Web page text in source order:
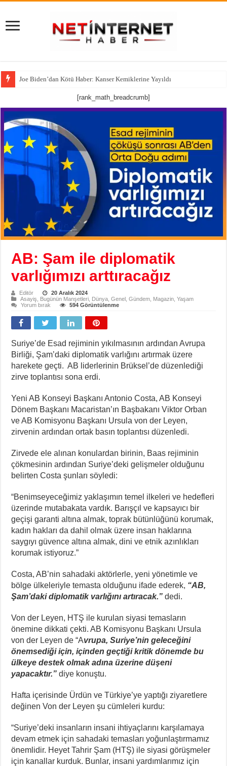
Joe Biden’dan Kötü Haber: Kanser Kemiklerine Yayıldı
[rank_math_breadcrumb]
AB: Şam ile diplomatik
varlığımızı arttıracağız
Editör
20 Aralık 2024
Asayiş
Bugünün Manşetleri Dünya ,Genel ,Gündem Magazin ,Yaşam
Yorum bırak
594 Görüntülenme
Suriye’de Esad rejiminin yıkılmasının ardından Avrupa
Birliği, Şam’daki diplomatik varlığını artırmak üzere
harekete geçti. AB liderlerinin Brüksel’de düzenlediği
zirve toplantısı sona erdi.
Yeni AB Konseyi Başkanı Antonio Costa, AB Konseyi
Dönem Başkanı Macaristan’ın Başbakanı Viktor Orban
ve AB Komisyonu Başkanı Ursula von der Leyen,
zirvenin ardından ortak basın toplantısı düzenledi.
Zirvede ele alınan konulardan birinin, Baas rejiminin
çökmesinin ardından Suriye’deki gelişmeler olduğunu
belirten Costa şunları söyledi:
“Benimseyeceğimiz yaklaşımın temel ilkeleri ve hedefleri
üzerinde mutabakata vardık. Barışçıl ve kapsayıcı bir
geçişi garanti altına almak, toprak bütünlüğünü korumak,
kadın hakları da dahil olmak üzere insan haklarına
saygıyı güvence altına almak, dini ve etnik azınlıkları
korumak istiyoruz.”
Costa, AB’nin sahadaki aktörlerle, yeni yönetimle ve
bölge ülkeleriyle temasta olduğunu ifade ederek, “AB,
Şam’daki diplomatik varlığını artıracak.”dedi.
Von der Leyen, HTŞ ile kurulan siyasi temasların
önemine dikkati çekti. AB Komisyonu Başkanı Ursula
von der Leyen de “Avrupa, Suriye’nin geleceğini
önemsediği için, içinden geçtiği kritik dönemde bu
ülkeye destek olmak adına üzerine düşeni
yapacaktır.”diye konuştu.
Hafta içerisinde Ürdün ve Türkiye’ye yaptığı ziyaretlere
değinen Von der Leyen şu cümleleri kurdu:
“Suriye’deki insanların insani ihtiyaçlarını karşılamaya
devam etmek için sahadaki temasları yoğunlaştırmamız
önemlidir. Heyet Tahrir Şam (HTŞ) ile siyasi görüşmeler
için kanallar kurduk. Bunlar, insani yardımlarımız için